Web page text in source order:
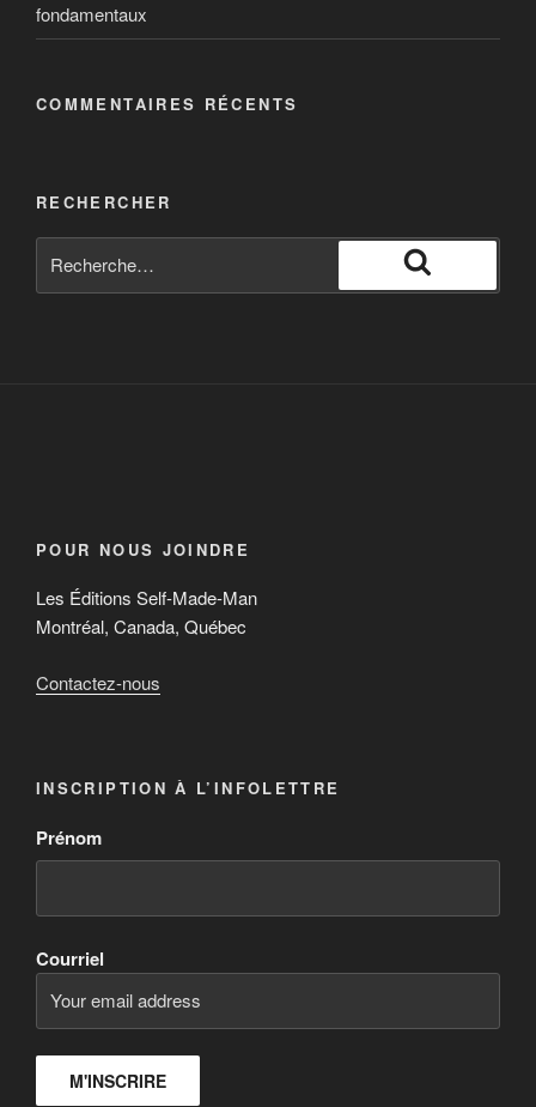
fondamentaux
COMMENTAIRES RÉCENTS
RECHERCHER
POUR NOUS JOINDRE
Les Éditions Self-Made-Man
Montréal, Canada, Québec
Contactez-nous
INSCRIPTION À L’INFOLETTRE
Prénom
Courriel